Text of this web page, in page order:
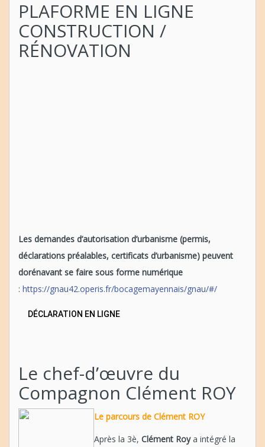
PLAFORME EN LIGNE
CONSTRUCTION /
RÉNOVATION
Les demandes d’autorisation d’urbanisme (permis,
déclarations préalables, certificats d’urbanisme) peuvent
dorénavant se faire sous forme numérique
: https://gnau42.operis.fr/bocagemayennais/gnau/#/
DÉCLARATION EN LIGNE
Le chef-d’œuvre du
Compagnon Clément ROY
Le parcours de Clément ROY
Après la 3è, Clément Roya intégré la